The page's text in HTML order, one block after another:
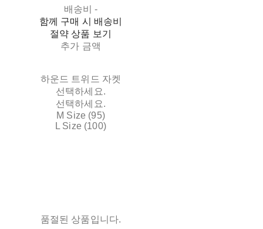
배송비-
함께 구매 시 배송비
절약 상품 보기
추가 금액
하운드 트위드 자켓
선택하세요.
선택하세요.
M Size (95)
L Size (100)
품절된 상품입니다.